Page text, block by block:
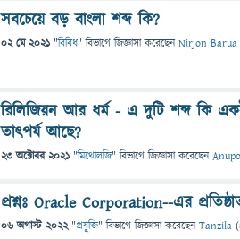
সবচেয়ে বড় বাংলা শব্দ কি?
02 মে 2021 "বিবিধ" বিভাগে জিজ্ঞাসাকরেছেনNirjon Barua
রিলিজিয়ন আর ধর্ম - এ দুটি শব্দ কি
তাৎপর্য আছে?
23 অক্টোবর 2021 "মিথোলজি" বিভাগে জিজ্ঞাসাকরেছেন
প্রশ্নঃ Oracle Corporation--এর
06 অগাস্ট 2022 "প্রযুক্তি" বিভাগে জিজ্ঞাসাকরেছেনTanzila (